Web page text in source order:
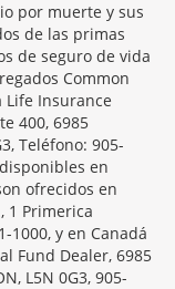
por muerte y sus
de las primas
de seguro de vida
Common
Life Insurance
400, 6985
Teléfono: 905-
en
ofrecidos en
1 Primerica
1000, y en Canadá
Fund Dealer, 6985
L5N 0G3, 905-